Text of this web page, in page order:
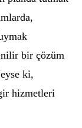
bir çözüm
ki,
hizmetleri